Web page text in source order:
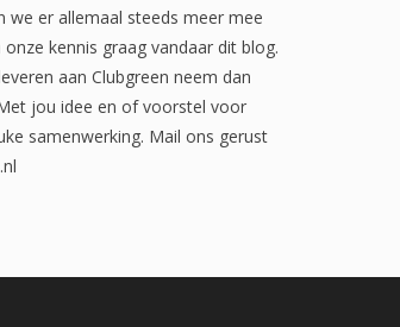
we er allemaal steeds meer mee
kennis graag vandaar dit blog.
aan Clubgreen neem dan
jou idee en of voorstel voor
samenwerking. Mail ons gerust